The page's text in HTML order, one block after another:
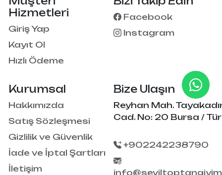
Kurumsal
Hakkımızda
Satış Sözleşmesi
Gizlilik ve Güvenlik
İade ve İptal Şartları
İletişim
Hizmetleri
Giriş Yap
Kayıt Ol
Hızlı Ödeme
Facebook
Instagram
Bize Ulaşın
Reyhan Mah.
Cad. No: 20 Bursa /
+902242238790